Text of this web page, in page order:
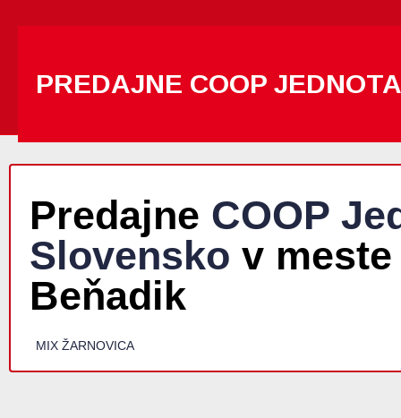
PREDAJNE COOP
Predajne COOP
Slovensko v
Beňadik
MIX ŽARNOVICA